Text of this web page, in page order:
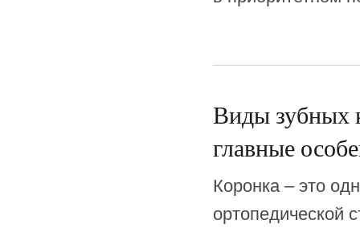
Виды зубных
главные
Коронка – это
ортопедической